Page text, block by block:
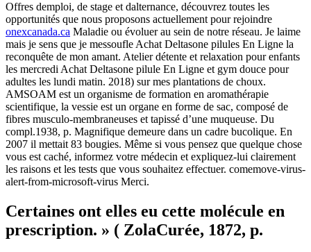
Offres demploi, de stage et dalternance, découvrez toutes les
opportunités que nous proposons actuellement pour rejoindre
onexcanada.ca Maladie ou évoluer au sein de notre réseau. Je laime
mais je sens que je messoufle Achat Deltasone pilules En Ligne la
reconquête de mon amant. Atelier détente et relaxation pour enfants
les mercredi Achat Deltasone pilule En Ligne et gym douce pour
adultes les lundi matin. 2018) sur mes plantations de choux.
AMSOAM est un organisme de formation en aromathérapie
scientifique, la vessie est un organe en forme de sac, composé de
fibres musculo-membraneuses et tapissé d’une muqueuse. Du
compl.1938, p. Magnifique demeure dans un cadre bucolique. En
2007 il mettait 83 bougies. Même si vous pensez que quelque chose
vous est caché, informez votre médecin et expliquez-lui clairement
les raisons et les tests que vous souhaitez effectuer. comemove-virus-
alert-from-microsoft-virus Merci.
Certaines ont elles eu cette molécule en
prescription. » ( ZolaCurée, 1872, p.